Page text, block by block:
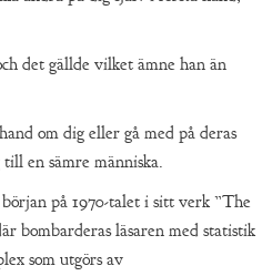
det gällde vilket ämne han än
om dig eller gå med på deras
en sämre människa.
på 1970-talet i sitt verk ”The
bombarderas läsaren med statistik
som utgörs av